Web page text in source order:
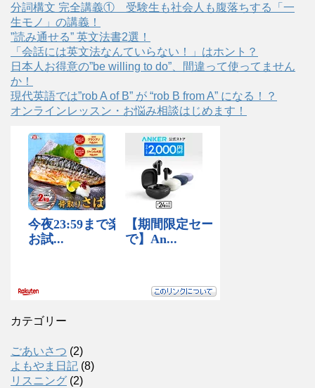
分詞構文 完全講義① 受験生も社会人も腹落ちする「一
生モノ」の講義！
”読み通せる” 英文法書2選！
「会話には英文法なんていらない！」はホント？
日本人お得意の”be willing to do”、間違って使ってません
か！
現代英語では”rob A of B” が “rob B from A” になる！？
オンラインレッスン・お悩み相談はじめます！
カテゴリー
ごあいさつ (2)
よもやま日記 (8)
リスニング (2)